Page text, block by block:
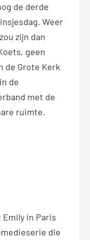
de derde
Weer
zijn dan
geen
de Grote Kerk
de
met de
ruimte.
in Paris
die